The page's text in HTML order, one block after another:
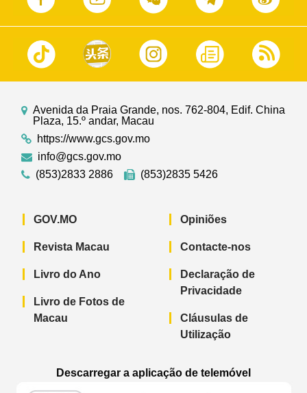
Avenida da Praia Grande, nos. 762-804, Edif. China
Plaza, 15.º andar, Macau
https://www.gcs.gov.mo
info@gcs.gov.mo
(853)2833 2886
(853)2835 5426
GOV.MO
Revista Macau
Livro do Ano
Livro de Fotos de
Macau
Opiniões
Contacte-nos
Declaração de
Privacidade
Cláusulas de
Utilização
Descarregar a aplicação de telemóvel